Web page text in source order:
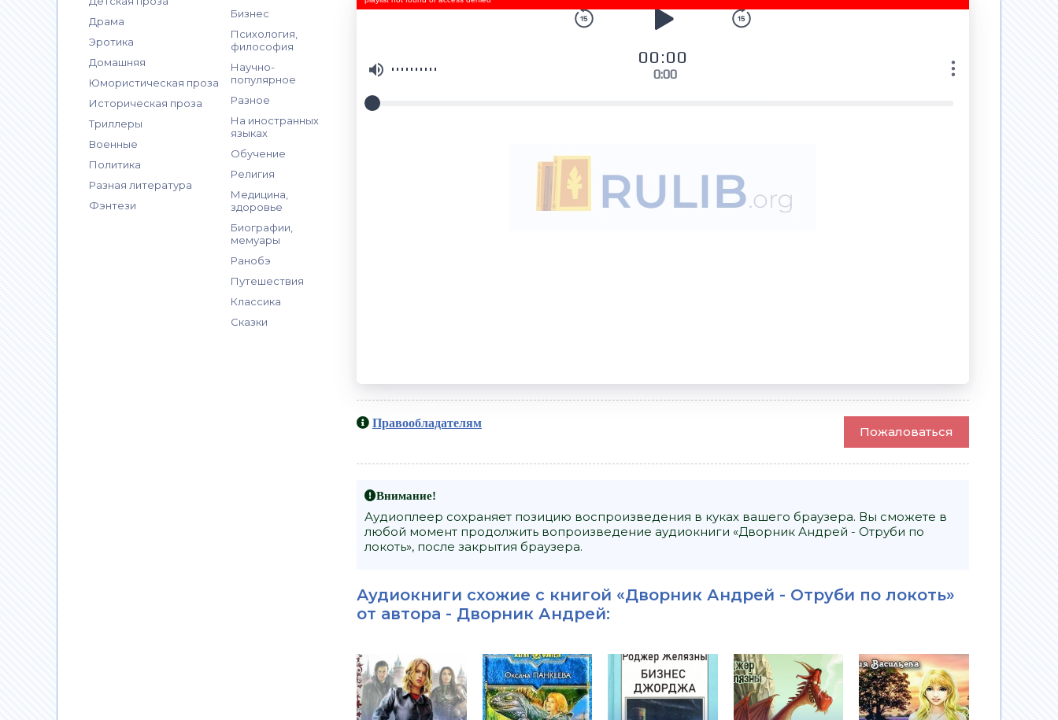
Драма
Эротика
Домашняя
Юмористическая проза
Историческая проза
Триллеры
Военные
Политика
Разная литература
Фэнтези
Бизнес
Психология,
философия
Научно-
популярное
Разное
На иностранных
языках
Обучение
Религия
Медицина,
здоровье
Биографии,
мемуары
Ранобэ
Путешествия
Классика
Сказки
00:00
0:00
Правообладателям
Пожаловаться
Внимание!
Аудиоплеер сохраняет позицию воспроизведения в куках вашего браузера. Вы сможете в
любой момент продолжить вопроизведение аудиокниги «Дворник Андрей - Отруби по
локоть», после закрытия браузера.
Аудиокниги схожие с книгой «Дворник Андрей - Отруби по локоть»
от автора - Дворник Андрей: